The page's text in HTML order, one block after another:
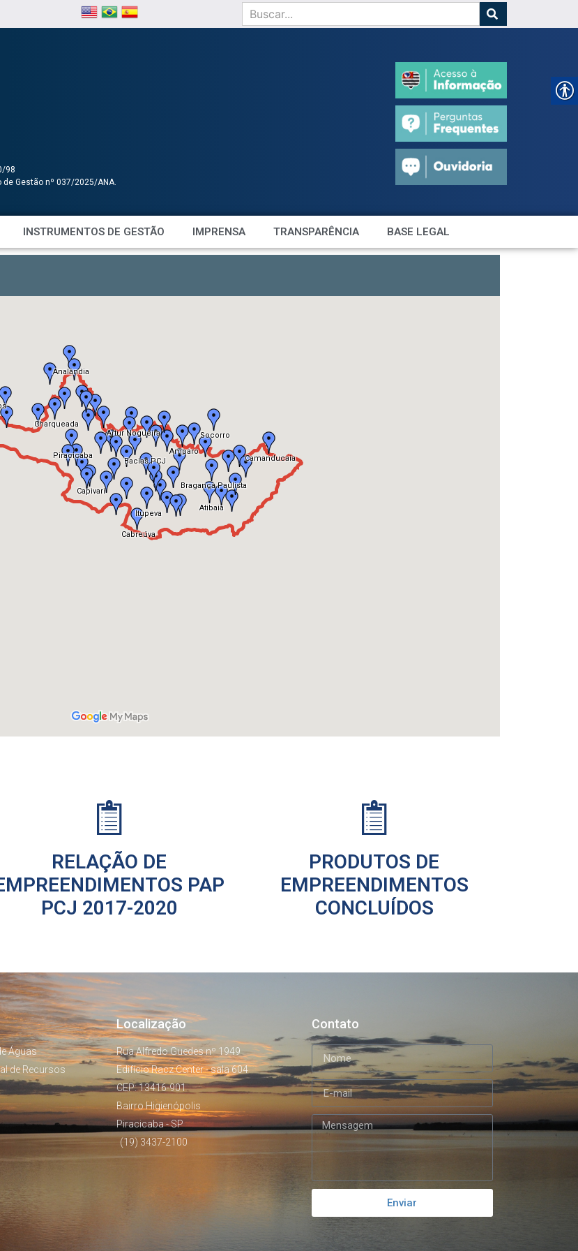
98
Gestão nº 037/2025/ANA.
INSTRUMENTOS DE GESTÃO IMPRENSA TRANSPARÊNCIA BASE LEGAL
RELAÇÃO DE
PAP
PCJ 2017-2020
PRODUTOS DE
EMPREENDIMENTOS
CONCLUÍDOS
Águas
de Recursos
Localização
Rua Alfredo Guedes nº 1949
Edifício Racz Center - sala 604
CEP: 13416-901
Bairro Higienópolis
Piracicaba - SP
(19) 3437-2100
Contato
Enviar